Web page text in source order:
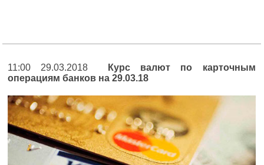
11:00 29.03.2018
Курс валют по карточным
операциям банков на 29.03.18